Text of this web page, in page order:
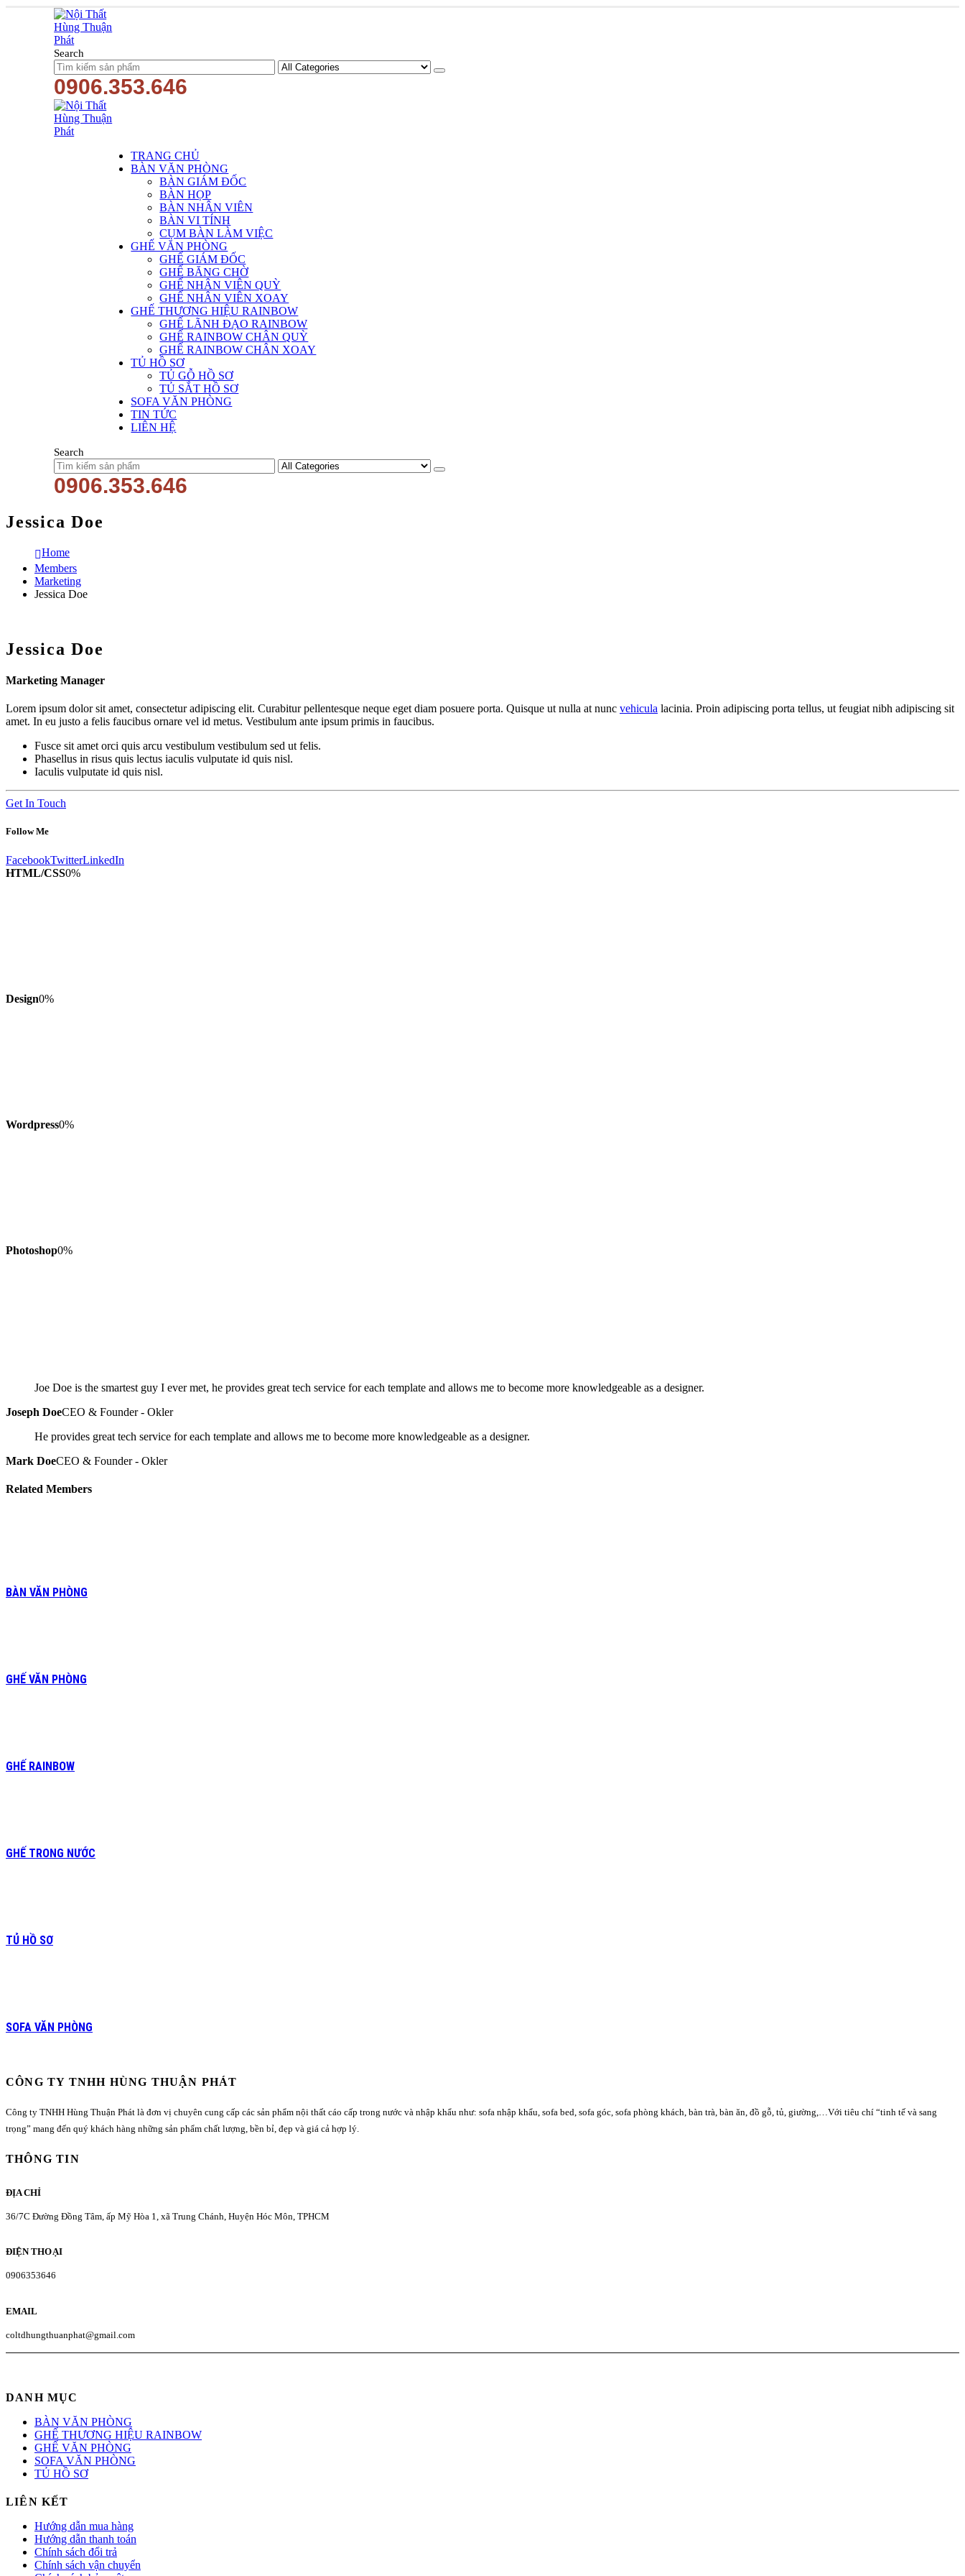
Search
0906.353.646
TRANG CHỦ
BÀN VĂN PHÒNG
BÀN GIÁM ĐỐC
BÀN HỌP
BÀN NHÂN VIÊN
BÀN VI TÍNH
CỤM BÀN LÀM VIỆC
GHẾ VĂN PHÒNG
GHẾ GIÁM ĐỐC
GHẾ BĂNG CHỜ
GHẾ NHÂN VIÊN QUỲ
GHẾ NHÂN VIÊN XOAY
GHẾ THƯƠNG HIỆU RAINBOW
GHẾ LÃNH ĐẠO RAINBOW
GHẾ RAINBOW CHÂN QUỲ
GHẾ RAINBOW CHÂN XOAY
TỦ HỒ SƠ
TỦ GỖ HỒ SƠ
TỦ SẮT HỒ SƠ
SOFA VĂN PHÒNG
TIN TỨC
LIÊN HỆ
Search
0906.353.646
Jessica Doe
Home
Members
Marketing
Jessica Doe
Jessica Doe
Marketing Manager
Lorem ipsum dolor sit amet, consectetur adipiscing elit. Curabitur pellentesque neque eget diam posuere porta. Quisque ut nulla at nunc vehicula lacinia. Proin adipiscing porta tellus, ut feugiat nibh adipiscing sit
amet. In eu justo a felis faucibus ornare vel id metus. Vestibulum ante ipsum primis in faucibus.
Fusce sit amet orci quis arcu vestibulum vestibulum sed ut felis.
Phasellus in risus quis lectus iaculis vulputate id quis nisl.
Iaculis vulputate id quis nisl.
Get In Touch
Follow Me
FacebookTwitterLinkedIn
HTML/CSS0%
Design0%
Wordpress0%
Photoshop0%
Joe Doe is the smartest guy I ever met, he provides great tech service for each template and allows me to become more knowledgeable as a designer.
Joseph DoeCEO & Founder - Okler
He provides great tech service for each template and allows me to become more knowledgeable as a designer.
Mark DoeCEO & Founder - Okler
Related Members
BÀN VĂN PHÒNG
GHẾ VĂN PHÒNG
GHẾ RAINBOW
GHẾ TRONG NƯỚC
TỦ HỒ SƠ
SOFA VĂN PHÒNG
CÔNG TY TNHH HÙNG THUẬN PHÁT
Công ty TNHH Hùng Thuận Phát là đơn vị chuyên cung cấp các sản phẩm nội thất cáo cấp trong nước và nhập khẩu như: sofa nhập khẩu, sofa bed, sofa góc, sofa phòng khách, bàn trà, bàn ăn, đồ gỗ, tủ, giường,…Với tiêu chí “tinh tế và sang
trọng” mang đến quý khách hàng những sản phẩm chất lượng, bền bỉ, đẹp và giá cả hợp lý.
THÔNG TIN
ĐỊA CHỈ
36/7C Đường Đồng Tâm, ấp Mỹ Hòa 1, xã Trung Chánh, Huyện Hóc Môn, TPHCM
ĐIỆN THOẠI
0906353646
EMAIL
coltdhungthuanphat@gmail.com
DANH MỤC
BÀN VĂN PHÒNG
GHẾ THƯƠNG HIỆU RAINBOW
GHẾ VĂN PHÒNG
SOFA VĂN PHÒNG
TỦ HỒ SƠ
LIÊN KẾT
Hướng dẫn mua hàng
Hướng dẫn thanh toán
Chính sách đổi trả
Chính sách vận chuyển